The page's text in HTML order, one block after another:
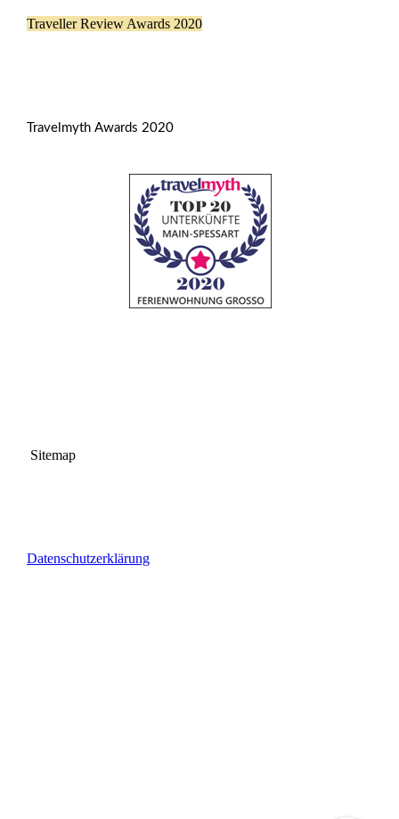
Traveller Review Awards 2020
Travelmyth Awards 2020
Sitemap
Datenschutzerklärung